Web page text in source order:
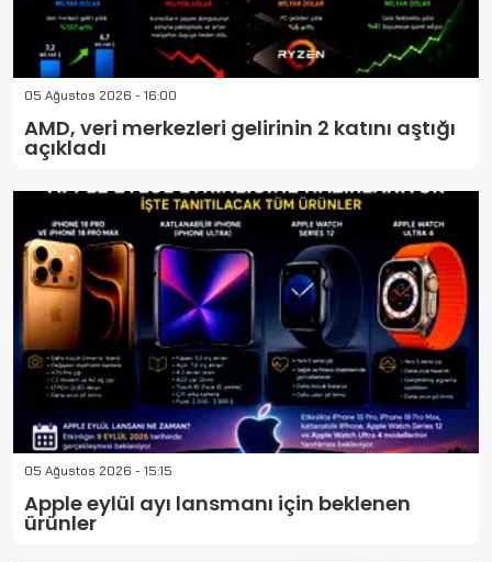
05 Ağustos 2026 - 16:00
AMD, veri merkezleri gelirinin 2 katını aştığı
açıkladı
05 Ağustos 2026 - 15:15
Apple eylül ayı lansmanı için beklenen
ürünler